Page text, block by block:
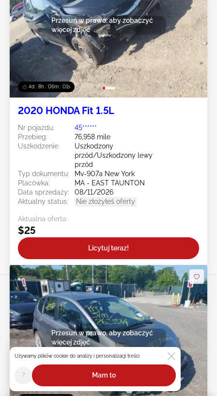
4d : 8h : 05m : 59s
Przesuń w prawo, aby zobaczyć
więcej zdjęć
2020 HONDA Fit 1.5L
Nr pojazdu:
45******
Przebieg:
76,958 mile
Uszkodzenie:
Uszkodzony
przód/Uszkodzony lewy
przód
Typ dokumentu:
Mv-907a New York
Placówka:
MA - EAST TAUNTON
Data sprzedaży:
08/11/2026
Aktualny status:
Nie złożyłeś oferty
Aktualna oferta:
$25
Licytuj teraz!
Przesuń w prawo, aby zobaczyć
więcej zdjęć
Używamy plików cookie do analizy i personalizacji treści
? Mam to